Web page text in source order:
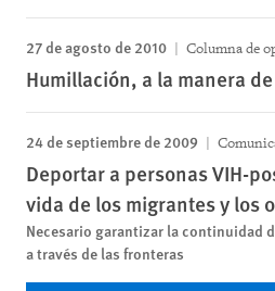
27 de agosto de 2010 Columna de
Humillación, a la manera
24 de septiembre de 2009
Deportar a personas VIH-
vida de los migrantes y los
Necesario garantizar la continuidad
a través de las fronteras